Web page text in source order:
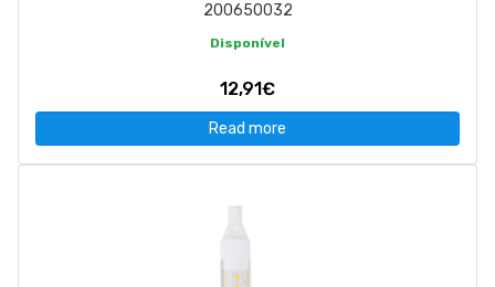
200650032
Disponível
12,91€
Read more